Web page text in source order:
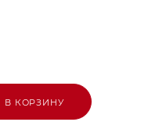
В КОРЗИНУ